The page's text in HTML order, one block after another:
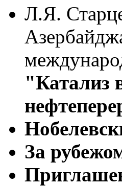
Л.Я.
"Катализ
За